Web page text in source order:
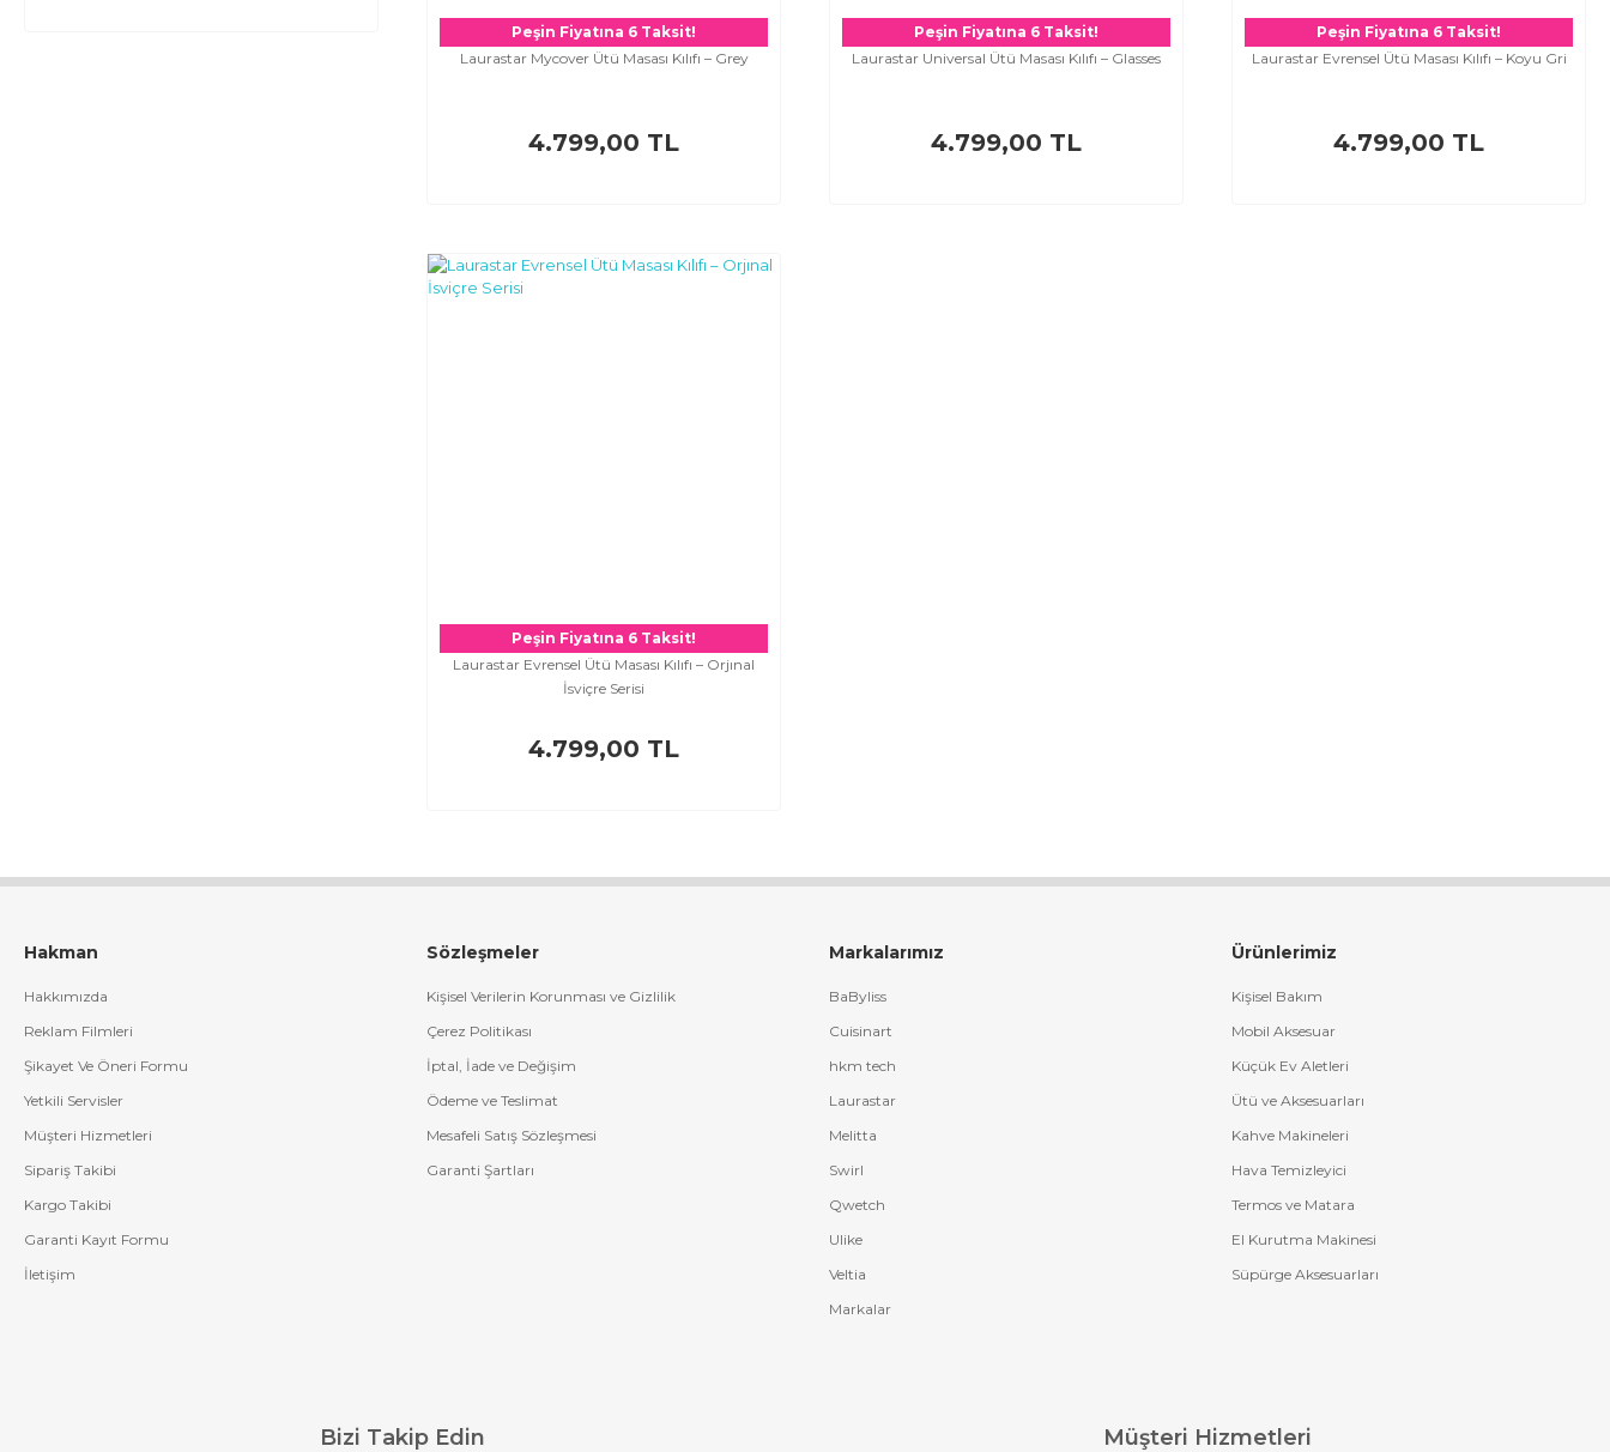
Peşin Fiyatına 6 Taksit!
Laurastar Mycover Ütü Masası Kılıfı – Grey
4.799,00 TL
Peşin Fiyatına 6 Taksit!
Laurastar Universal Ütü Masası Kılıfı – Glasses
4.799,00 TL
Peşin Fiyatına 6 Taksit!
Laurastar Evrensel Ütü Masası Kılıfı – Koyu Gri
4.799,00 TL
Peşin Fiyatına 6 Taksit!
Laurastar Evrensel Ütü Masası Kılıfı – Orjınal
İsviçre Serisi
4.799,00 TL
Hakman
Hakkımızda
Reklam Filmleri
Şikayet Ve Öneri Formu
Yetkili Servisler
Müşteri Hizmetleri
Sipariş Takibi
Kargo Takibi
Garanti Kayıt Formu
İletişim
Sözleşmeler
Kişisel Verilerin Korunması ve Gizlilik
Çerez Politikası
İptal, İade ve Değişim
Ödeme ve Teslimat
Mesafeli Satış Sözleşmesi
Garanti Şartları
Markalarımız
BaByliss
Cuisinart
hkm tech
Laurastar
Melitta
Swirl
Qwetch
Ulike
Veltia
Markalar
Ürünlerimiz
Kişisel Bakım
Mobil Aksesuar
Küçük Ev Aletleri
Ütü ve Aksesuarları
Kahve Makineleri
Hava Temizleyici
Termos ve Matara
El Kurutma Makinesi
Süpürge Aksesuarları
Bizi Takip Edin Müşteri Hizmetleri